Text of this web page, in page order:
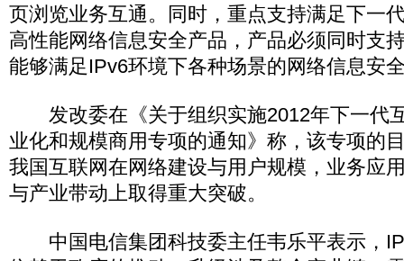
页浏览业务互通。同时，重点支持满足下一
高性能网络信息安全产品，产品必须同时支
能够满足IPv6环境下各种场景的网络信息安
发改委在《关于组织实施2012年下一代
业化和规模商用专项的通知》称，该专项的
我国互联网在网络建设与用户规模，业务应
与产业带动上取得重大突破。
中国电信集团科技委主任韦乐平表示，